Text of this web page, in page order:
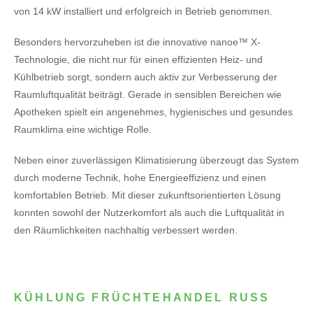
von 14 kW installiert und erfolgreich in Betrieb genommen.
Besonders hervorzuheben ist die innovative nanoe™ X-
Technologie, die nicht nur für einen effizienten Heiz- und
Kühlbetrieb sorgt, sondern auch aktiv zur Verbesserung der
Raumluftqualität beiträgt. Gerade in sensiblen Bereichen wie
Apotheken spielt ein angenehmes, hygienisches und gesundes
Raumklima eine wichtige Rolle.
Neben einer zuverlässigen Klimatisierung überzeugt das System
durch moderne Technik, hohe Energieeffizienz und einen
komfortablen Betrieb. Mit dieser zukunftsorientierten Lösung
konnten sowohl der Nutzerkomfort als auch die Luftqualität in
den Räumlichkeiten nachhaltig verbessert werden.
KÜHLUNG FRÜCHTEHANDEL RUSS